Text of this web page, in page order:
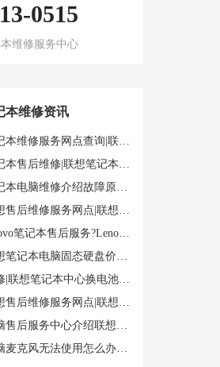
0515
维修服务中心
本维修资讯
务网点查询|联想笔记本电脑蓝屏原因和保养
|联想笔记本中间的按键坏了 中间的红色按钮维修介绍
绍故障原因和如何解决——联想笔记本电脑死机关不了机
务网点|联想笔记本电脑卡死怎么办？这些方法值得一试
售后服务?Lenovo笔记本售后服务的全面指南
电脑固态硬盘价格 联想固态硬盘报价多少
笔记本中心换电池相关事项分享
|联想笔记本电脑内存条升级攻略：如何选择合适的内存条，提高电脑性能
务中心介绍联想笔记本充不进去电故障排查
使用怎么办?联想电脑麦克风不工作的原因和解决方法